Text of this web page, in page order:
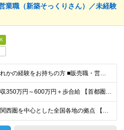
業職（新築そっくりさん）／未経験
以下いずれかの経験をお持ちの方 ■販売職・営業職での顧客への提案経験をお持ちの方 ■建築関連の知識をお持ちの方
◆想定年収350万円～600万円＋歩合給 【首都圏・東海・関西】 月給29.2万円～ （固定給25万円＋定額歩合給4万2千円、固定残業手当月約57時間分9万2700円含む） 【その他】 月給27.
首都圏、関西圏を中心とした全国各地の拠点 【首都圏・東海・関西】 東京、千葉、埼玉、神奈川、茨城、愛知、三重、岐阜、静岡、大阪、京都、奈良、滋賀、兵庫 【その他】 栃木、群馬、北海道、宮城、新潟、